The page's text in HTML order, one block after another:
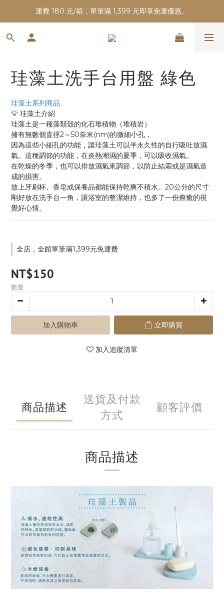
運費 180 元/箱，單筆滿 1,399 元即享免運優惠。
珪藻土洗手台用盤 綠色
珪藻土系列商品
💡 珪藻土介紹
珪藻土是一種藻類殼的化石堆積物（堆積岩）
擁有無數個直徑2～50奈米(nm)的微細小孔，
因為這些小細孔的功能，讓珪藻土可以半永久性的自行吸吐放濕
氣。這種調節的功能，在炎熱潮濕的夏季，可以吸收濕氣。
在乾燥的冬季，也可以排放濕氣來調節，以防止結霜或是濕氣造
成的損害。
放上牙刷杯、香皂或保養品都能保持乾爽不積水。20公分的尺寸
剛好放在洗手台一角，讓浴室的整潔維持，也多了一份療癒的視
覺好心情。
全店，全館單筆滿1,399元免運費
NT$150
數量
加入購物車 立即購買
加入追蹤清單
商品描述
送貨及付款
方式
顧客評價
商品描述